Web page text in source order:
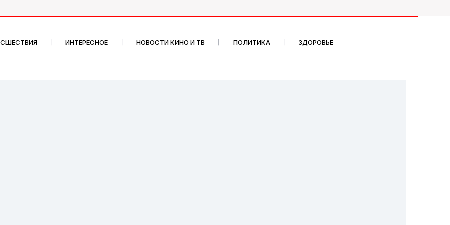
ИНТЕРЕСНОЕ НОВОСТИ КИНО И ТВ ПОЛИТИКА ЗДОРОВЬЕ